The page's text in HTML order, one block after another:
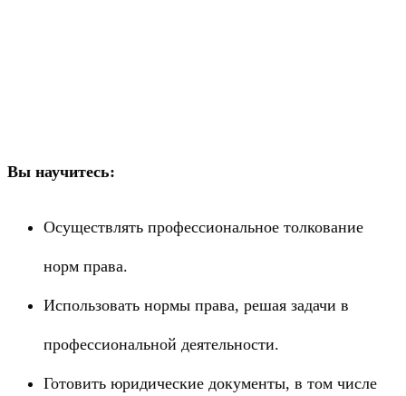
Вы научитесь:
Осуществлять профессиональное толкование
норм права.
Использовать нормы права, решая задачи в
профессиональной деятельности.
Готовить юридические документы, в том числе